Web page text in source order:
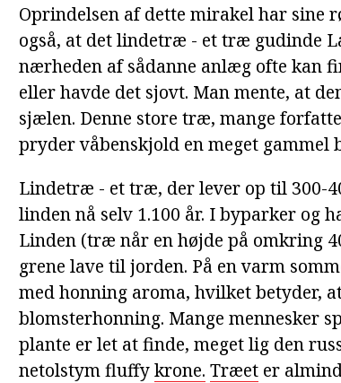
Oprindelsen af dette mirakel har sine
også, at det lindetræ - et træ gudinde
nærheden af sådanne anlæg ofte kan
eller havde det sjovt. Man mente, at
sjælen. Denne store træ, mange
pryder våbenskjold en meget gammel
Lindetræ - et træ, der lever op til 300-
linden nå selv 1.100 år. I byparker og
Linden (træ når en højde på omkring
grene lave til jorden. På en varm
med honning aroma, hvilket betyder,
blomsterhonning. Mange mennesker
plante er let at finde, meget lig den
netolstym fluffykrone. Træet er